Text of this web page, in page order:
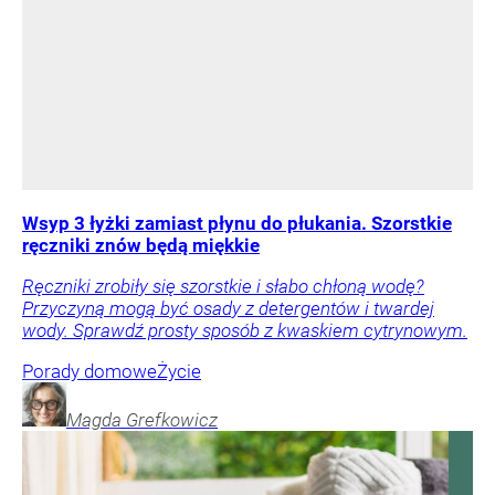
Wsyp 3 łyżki zamiast płynu do płukania. Szorstkie
ręczniki znów będą miękkie
Ręczniki zrobiły się szorstkie i słabo chłoną wodę?
Przyczyną mogą być osady z detergentów i twardej
wody. Sprawdź prosty sposób z kwaskiem cytrynowym.
Porady domoweŻycie
Magda Grefkowicz